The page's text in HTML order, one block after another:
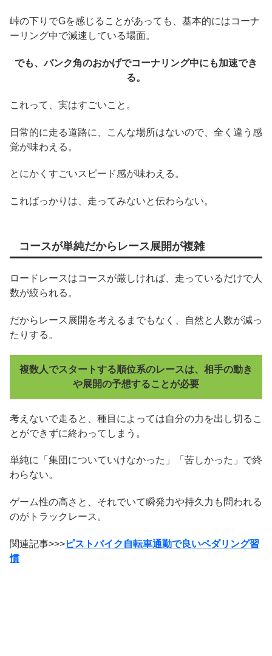
峠の下りでGを感じることがあっても、基本的にはコーナ
ーリング中で減速している場面。
でも、バンク角のおかげでコーナリング中にも加速でき
る。
これって、実はすごいこと。
日常的に走る道路に、こんな場所はないので、全く違う感
覚が味わえる。
とにかくすごいスピード感が味わえる。
こればっかりは、走ってみないと伝わらない。
コースが単純だからレース展開が複雑
ロードレースはコースが厳しければ、走っているだけで人
数が絞られる。
だからレース展開を考えるまでもなく、自然と人数が減っ
たりする。
複数人でスタートする順位系のレースは、相手の動き
や展開の予想することが必要
考えないで走ると、種目によっては自分の力を出し切るこ
とができずに終わってしまう。
単純に「集団についていけなかった」「苦しかった」で終
わらない。
ゲーム性の高さと、それでいて瞬発力や持久力も問われる
のがトラックレース。
関連記事>>>ピストバイク自転車通勤で良いペダリング習
慣